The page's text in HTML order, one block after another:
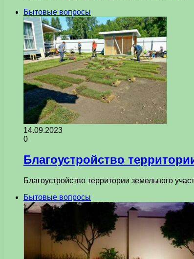
Бытовые вопросы
14.09.2023
0
Благоустройство
Благоустройство территории земельного
Бытовые вопросы